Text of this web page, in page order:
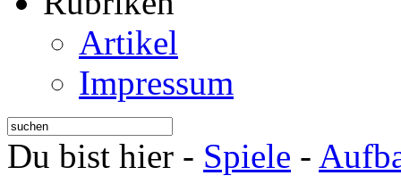
Artikel
Impressum
Du bist hier - Spiele -